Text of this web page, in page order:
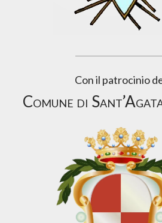
Con il patrocinio
Comune di